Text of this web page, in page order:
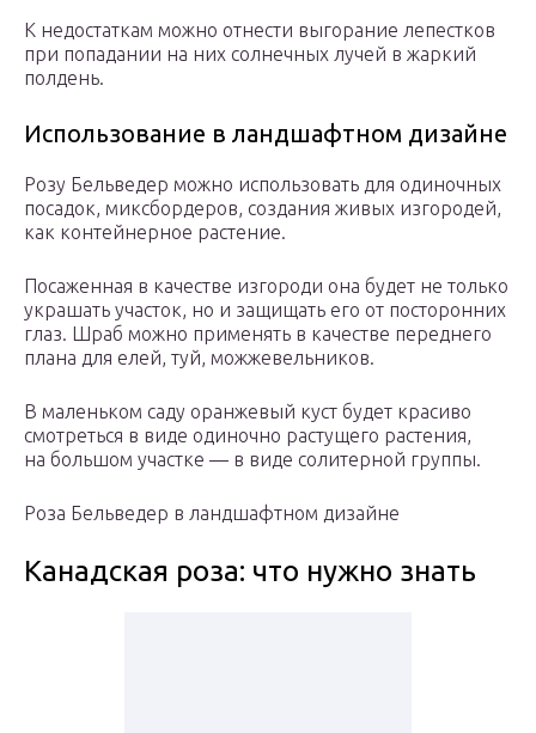
К недостаткам можно отнести выгорание лепестков
при попадании на них солнечных лучей в жаркий
полдень.
Использование в ландшафтном дизайне
Розу Бельведер можно использовать для одиночных
посадок, миксбордеров, создания живых изгородей,
как контейнерное растение.
Посаженная в качестве изгороди она будет не только
украшать участок, но и защищать его от посторонних
глаз. Шраб можно применять в качестве переднего
плана для елей, туй, можжевельников.
В маленьком саду оранжевый куст будет красиво
смотреться в виде одиночно растущего растения,
на большом участке — в виде солитерной группы.
Роза Бельведер в ландшафтном дизайне
Канадская роза: что нужно знать